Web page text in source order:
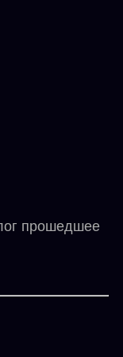
прошедшее